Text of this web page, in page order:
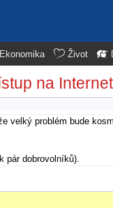
Ekonomika Život
na Internet
velký problém bude
pár dobrovolníků).